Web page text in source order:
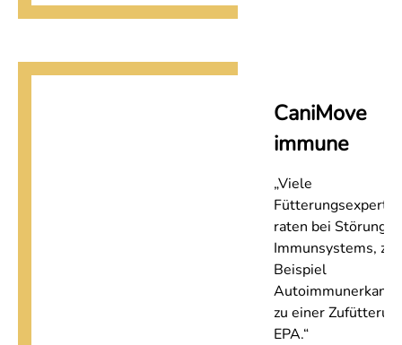
CaniMove
immune
„Viele
raten bei
Immunsystems,
Beispiel
zu einer
EPA.“